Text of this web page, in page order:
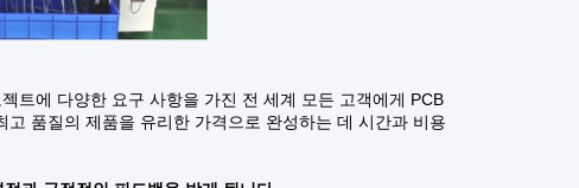
트에 다양한 요구 사항을 가진 전 세계 모든 고객에게 PCB
품질의 제품을 유리한 가격으로 완성하는 데 시간과 비용